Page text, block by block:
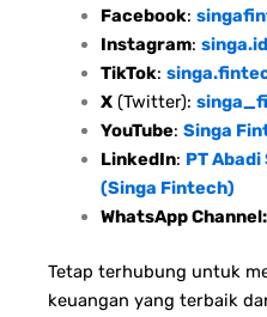
Facebook:
Instagram: singa.id
TikTok:
X(Twitter):
YouTube: Singa
LinkedIn: PT
(Singa Fintech)
WhatsApp Channel:
Tetap terhubung untuk
keuangan yang terbaik